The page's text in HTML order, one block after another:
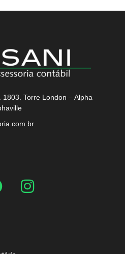
Torre London – Alpha